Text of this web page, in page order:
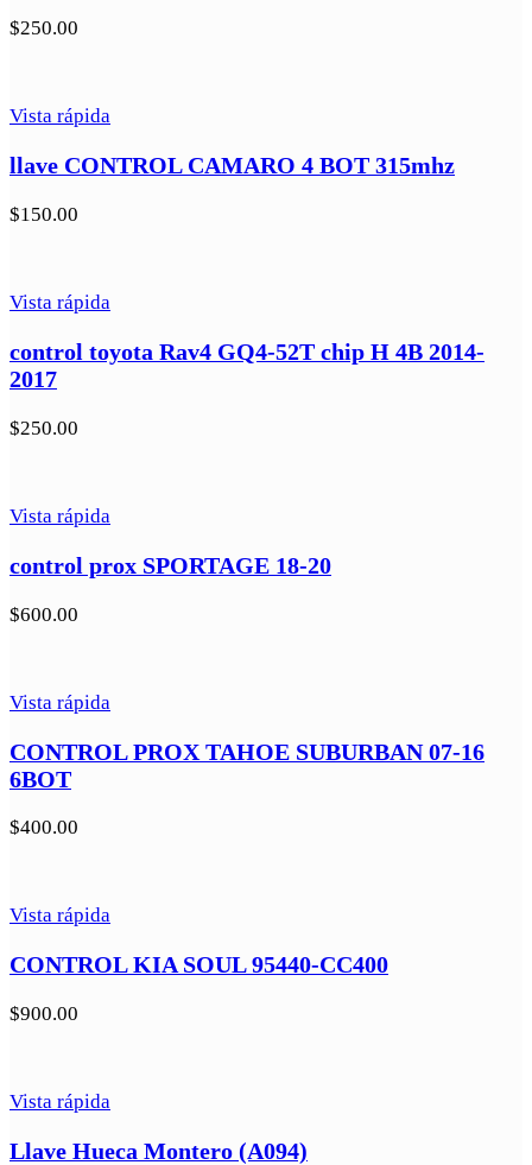
$250.00
Vista rápida
llave CONTROL CAMARO 4 BOT 315mhz
$150.00
Vista rápida
control toyota Rav4 GQ4-52T chip H 4B 2014-
2017
$250.00
Vista rápida
control prox SPORTAGE 18-20
$600.00
Vista rápida
CONTROL PROX TAHOE SUBURBAN 07-16
6BOT
$400.00
Vista rápida
CONTROL KIA SOUL 95440-CC400
$900.00
Vista rápida
Llave Hueca Montero (A094)